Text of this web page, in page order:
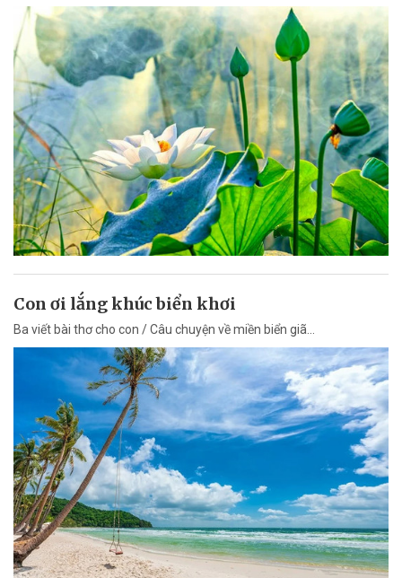
Con ơi lắng khúc biển khơi
Ba viết bài thơ cho con / Câu chuyện về miền biển giã...